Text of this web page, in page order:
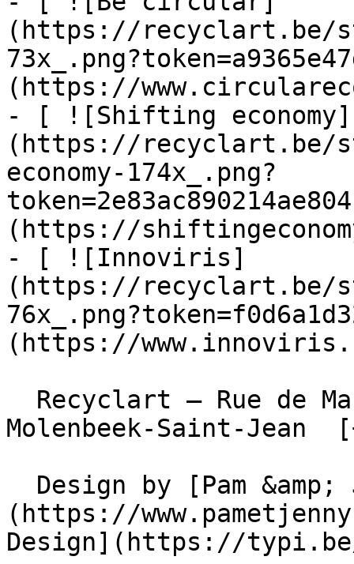
(https://recyclart.be/
(https://
- [ ![Shifting economy]
(https://recyclart.be/
economy-174x_.png?
(https://
- [ ![Innoviris]
(https://recyclart.be/
(https://
Molenbeek-Saint-
(https://
Design](https://